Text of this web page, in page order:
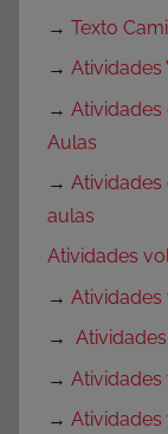
→ Texto
→ Atividades
→ Atividades
Aulas
→ Atividades
aulas
Atividades
→ Atividades
→
→ Atividades
→ Atividades